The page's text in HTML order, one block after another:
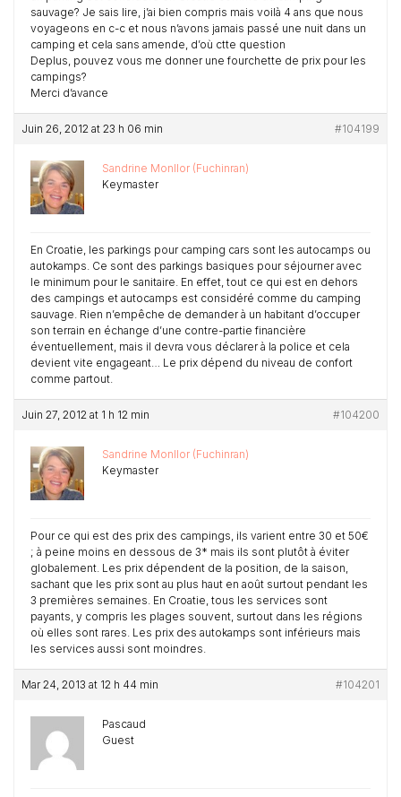
sauvage? Je sais lire, j’ai bien compris mais voilà 4 ans que nous
voyageons en c-c et nous n’avons jamais passé une nuit dans un
camping et cela sans amende, d’où ctte question
Deplus, pouvez vous me donner une fourchette de prix pour les
campings?
Merci d’avance
Juin 26, 2012 at 23 h 06 min #104199
Sandrine Monllor (Fuchinran)
Keymaster
En Croatie, les parkings pour camping cars sont les autocamps ou
autokamps. Ce sont des parkings basiques pour séjourner avec
le minimum pour le sanitaire. En effet, tout ce qui est en dehors
des campings et autocamps est considéré comme du camping
sauvage. Rien n’empêche de demander à un habitant d’occuper
son terrain en échange d’une contre-partie financière
éventuellement, mais il devra vous déclarer à la police et cela
devient vite engageant… Le prix dépend du niveau de confort
comme partout.
Juin 27, 2012 at 1 h 12 min #104200
Sandrine Monllor (Fuchinran)
Keymaster
Pour ce qui est des prix des campings, ils varient entre 30 et 50€
; à peine moins en dessous de 3* mais ils sont plutôt à éviter
globalement. Les prix dépendent de la position, de la saison,
sachant que les prix sont au plus haut en août surtout pendant les
3 premières semaines. En Croatie, tous les services sont
payants, y compris les plages souvent, surtout dans les régions
où elles sont rares. Les prix des autokamps sont inférieurs mais
les services aussi sont moindres.
Mar 24, 2013 at 12 h 44 min #104201
Pascaud
Guest